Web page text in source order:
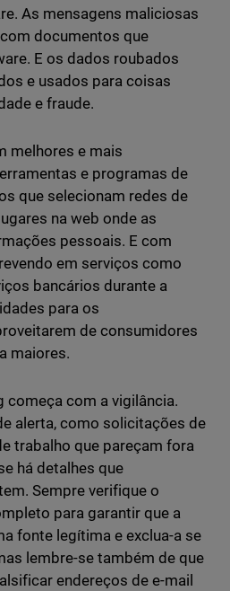
As mensagens maliciosas
documentos que
E os dados roubados
e usados para coisas
e fraude.
melhores e mais
e programas de
que selecionam redes de
na web onde as
pessoais. E com
em serviços como
bancários durante a
para os
de consumidores
maiores.
começa com a vigilância.
alerta, como solicitações de
trabalho que pareçam fora
há detalhes que
Sempre verifique o
para garantir que a
fonte legítima e exclua-a se
lembre-se também de que
endereços de e-mail